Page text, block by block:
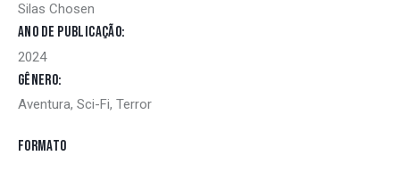
Silas Chosen
Ano de publicação
2024
Gênero
Aventura, Sci-Fi, Terror
Formato